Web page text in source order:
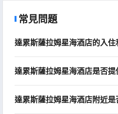
常見問題
達累斯薩拉姆星海酒店的入
達累斯薩拉姆星海酒店是否提
達累斯薩拉姆星海酒店附近是